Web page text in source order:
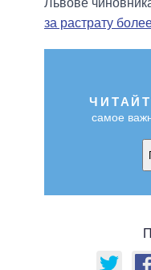
Львове
за растрату
самое